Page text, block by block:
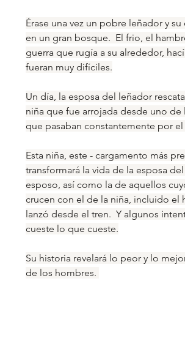
Érase una vez un pobre leñador y
en un gran bosque.  El frio, el
guerra que rugía a su alrededor,
fueran muy difíciles.
Un día, la esposa del leñador
niña que fue arrojada desde uno de
que pasaban constantemente por
Esta niña, este - cargamento más
transformará la vida de la esposa
esposo, así como la de aquellos
crucen con el de la niña, incluido el
lanzó desde el tren.  Y algunos
cueste lo que cueste.
Su historia revelará lo peor y lo
de los hombres.